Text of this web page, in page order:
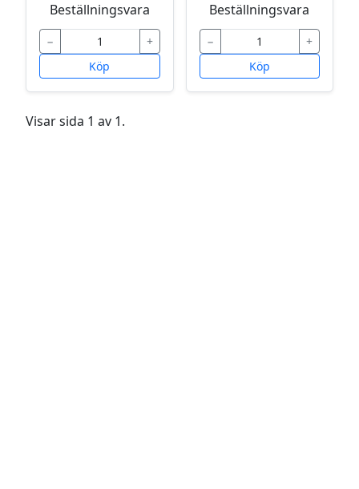
Beställningsvara
−
+
Köp
Beställningsvara
−
+
Köp
Visar sida 1 av 1.